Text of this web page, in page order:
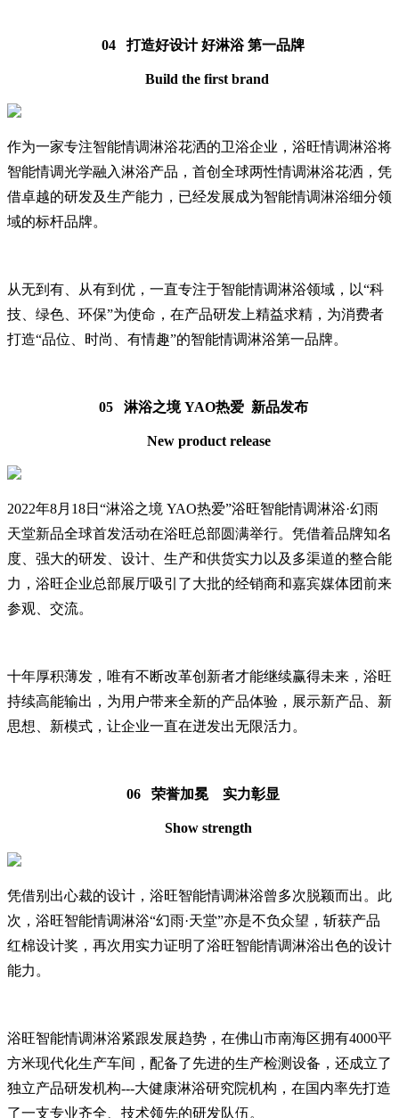
04 打造好设计 好淋浴 第一品牌
Build the first brand
作为一家专注智能情调淋浴花洒的卫浴企业，浴旺情调淋浴将
智能情调光学融入淋浴产品，首创全球两性情调淋浴花洒，凭
借卓越的研发及生产能力，已经发展成为智能情调淋浴细分领
域的标杆品牌。
从无到有、从有到优，一直专注于智能情调淋浴领域，以“科
技、绿色、环保”为使命，在产品研发上精益求精，为消费者
打造“品位、时尚、有情趣”的智能情调淋浴第一品牌。
05 淋浴之境 YAO热爱 新品发布
New product release
2022年8月18日“淋浴之境 YAO热爱”浴旺智能情调淋浴·幻雨
天堂新品全球首发活动在浴旺总部圆满举行。凭借着品牌知名
度、强大的研发、设计、生产和供货实力以及多渠道的整合能
力，浴旺企业总部展厅吸引了大批的经销商和嘉宾媒体团前来
参观、交流。
十年厚积薄发，唯有不断改革创新者才能继续赢得未来，浴旺
持续高能输出，为用户带来全新的产品体验，展示新产品、新
思想、新模式，让企业一直在迸发出无限活力。
06 荣誉加冕 实力彰显
Show strength
凭借别出心裁的设计，浴旺智能情调淋浴曾多次脱颖而出。此
次，浴旺智能情调淋浴“幻雨·天堂”亦是不负众望，斩获产品
红棉设计奖，再次用实力证明了浴旺智能情调淋浴出色的设计
能力。
浴旺智能情调淋浴紧跟发展趋势，在佛山市南海区拥有4000平
方米现代化生产车间，配备了先进的生产检测设备，还成立了
独立产品研发机构---大健康淋浴研究院机构，在国内率先打造
了一支专业齐全、技术领先的研发队伍。